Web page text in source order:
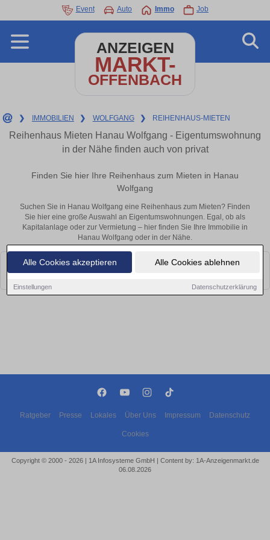
Alle Cookies akzeptieren Alle Cookies ablehnen
Einstellungen Datenschutzerklärung
Event Auto Immo Job
ANZEIGEN
MARKT-
OFFENBACH
❯ IMMOBILIEN ❯ WOLFGANG ❯ REIHENHAUS-MIETEN
Reihenhaus Mieten Hanau Wolfgang - Eigentumswohnung
in der Nähe finden auch von privat
Finden Sie hier Ihre Reihenhaus zum Mieten in Hanau
Wolfgang
Suchen Sie in Hanau Wolfgang eine Reihenhaus zum Mieten? Finden
Sie hier eine große Auswahl an Eigentumswohnungen. Egal, ob als
Kapitalanlage oder zur Vermietung – hier finden Sie Ihre Immobilie in
Hanau Wolfgang oder in der Nähe.
Leider konnten wir derzeit keine passenden Objekte finden. Schauen Sie
bald wieder vorbei!
Ratgeber Presse Lokales Über Uns Impressum Datenschutz
Cookies
Copyright © 2000 - 2026 | 1A Infosysteme GmbH | Content by: 1A-Anzeigenmarkt.de
06.08.2026